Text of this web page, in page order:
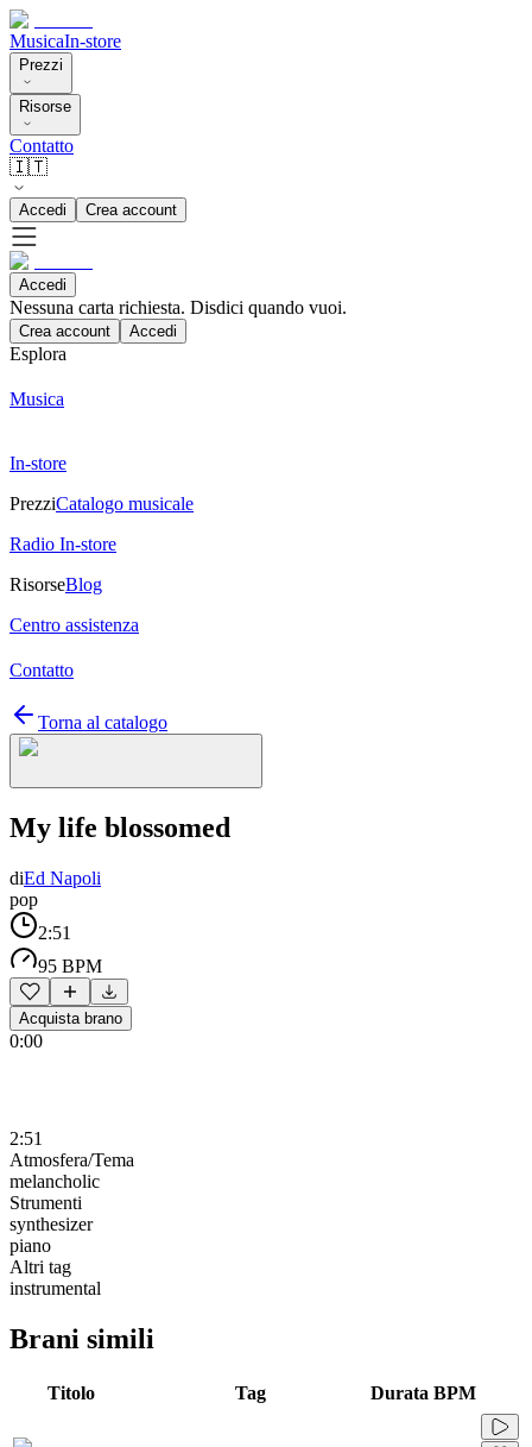
MusicaIn-store
Prezzi
Risorse
Contatto
🇮🇹
Accedi Crea account
Accedi
Nessuna carta richiesta. Disdici quando vuoi.
Crea account Accedi
Esplora
Musica
In-store
PrezziCatalogo musicale
Radio In-store
RisorseBlog
Centro assistenza
Contatto
Torna al catalogo
My life blossomed
diEd Napoli
pop
2:51
95 BPM
Acquista brano
0:00
2:51
Atmosfera/Tema
melancholic
Strumenti
synthesizer
piano
Altri tag
instrumental
Brani simili
Titolo Tag Durata BPM